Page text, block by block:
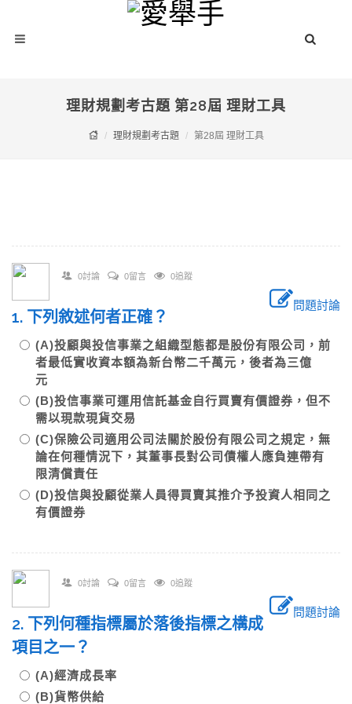
理財規劃考古題 第28屆 理財工具
理財規劃考古題 第28屆 理財工具
0討論 0留言 0追蹤
問題討論
1. 下列敘述何者正確？
(A)投顧與投信事業之組織型態都是股份有限公司，前
者最低實收資本額為新台幣二千萬元，後者為三億
元
(B)投信事業可運用信託基金自行買賣有價證券，但不
需以現款現貨交易
(C)保險公司適用公司法關於股份有限公司之規定，無
論在何種情況下，其董事長對公司債權人應負連帶有
限清償責任
(D)投信與投顧從業人員得買賣其推介予投資人相同之
有價證券
0討論 0留言 0追蹤
問題討論
2. 下列何種指標屬於落後指標之構成
項目之一？
(A)經濟成長率
(B)貨幣供給